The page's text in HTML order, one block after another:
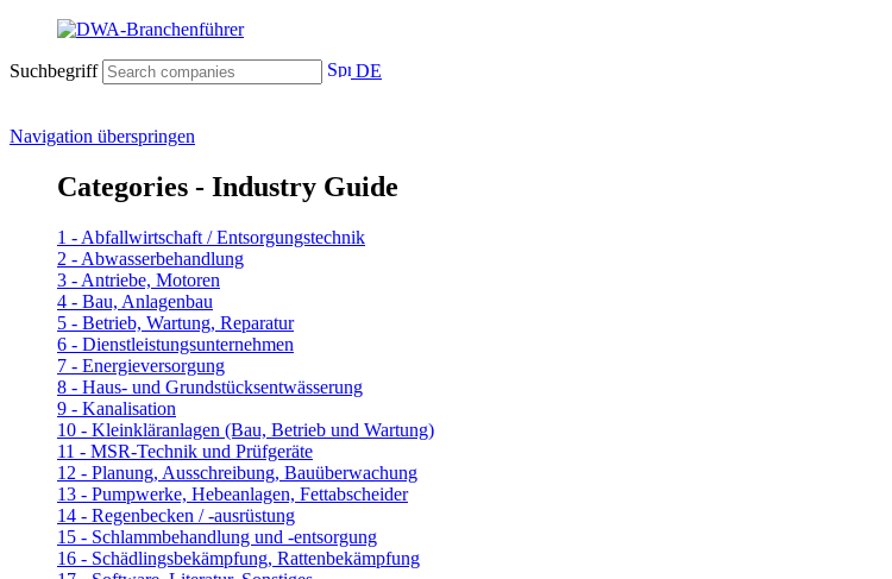
Suchbegriff DE
Navigation überspringen
Categories - Industry Guide
1 - Abfallwirtschaft / Entsorgungstechnik
2 - Abwasserbehandlung
3 - Antriebe, Motoren
4 - Bau, Anlagenbau
5 - Betrieb, Wartung, Reparatur
6 - Dienstleistungsunternehmen
7 - Energieversorgung
8 - Haus- und Grundstücksentwässerung
9 - Kanalisation
10 - Kleinkläranlagen (Bau, Betrieb und Wartung)
11 - MSR-Technik und Prüfgeräte
12 - Planung, Ausschreibung, Bauüberwachung
13 - Pumpwerke, Hebeanlagen, Fettabscheider
14 - Regenbecken / -ausrüstung
15 - Schlammbehandlung und -entsorgung
16 - Schädlingsbekämpfung, Rattenbekämpfung